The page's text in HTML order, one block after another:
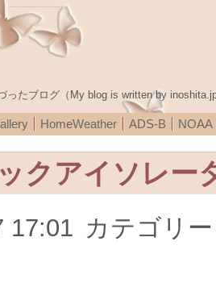
ったブログ（My blog is written by
HomeWeather ADS-B NOAA
クアイソレー
17:01 カテゴリ